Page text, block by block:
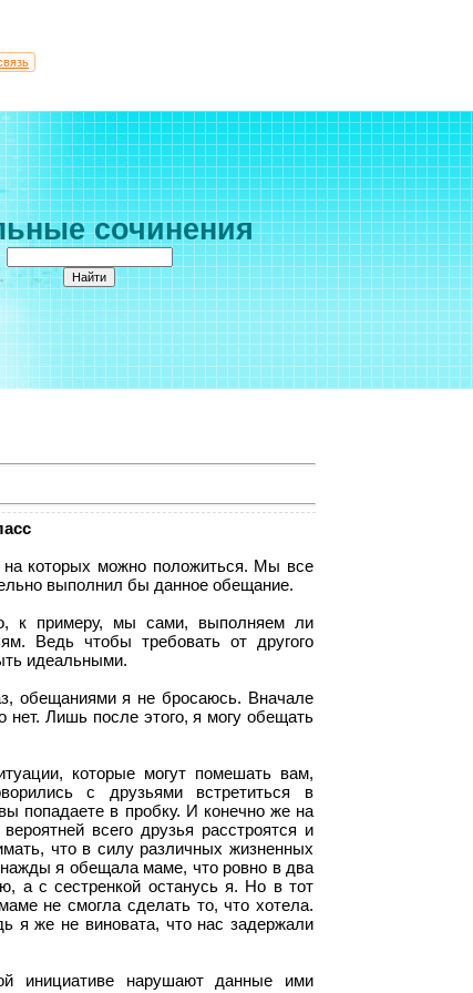
сочинения
которых можно положиться. Мы все
выполнил бы данное обещание.
к примеру, мы сами, выполняем ли
Ведь чтобы требовать от другого
идеальными.
обещаниями я не бросаюсь. Вначале
Лишь после этого, я могу обещать
которые могут помешать вам,
с друзьями встретиться в
попадаете в пробку. И конечно же на
всего друзья расстроятся и
что в силу различных жизненных
я обещала маме, что ровно в два
а с сестренкой останусь я. Но в тот
не смогла сделать то, что хотела.
я же не виновата, что нас задержали
инициативе нарушают данные ими